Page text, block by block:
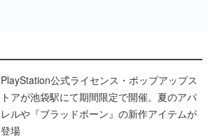
PlayStation公式ライセンス・ポップアップス
トアが池袋駅にて期間限定で開催。夏のアパ
レルや『ブラッドボーン』の新作アイテムが
登場